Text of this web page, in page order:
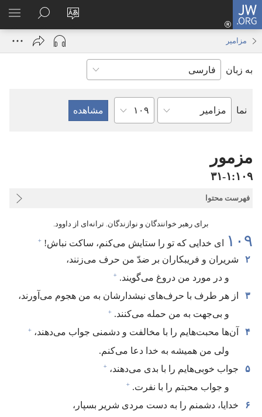
JW.ORG
زبان
سایت
را
ورود
باز
JW.ORG
جستجو
مزامیر
به زبان
نما
کتاب
فصل
مزمور
۱۰۹‏:‏۱‏-‏۳۱
فهرست محتوا
برای رهبر خوانندگان و نوازندگان.‏ ترانه‌ای از داوود.‏
۱۰۹ ای خدایی که تو را ستایش می‌کنم،‏ ساکت نباش!‏ +
۲
شریران و فریبکاران بر ضدّ من حرف می‌زنند،‏
و در مورد من دروغ می‌گویند.‏ +
۳
از هر طرف با حرف‌های نیشدارشان به من هجوم می‌آورند،‏
و بی‌جهت به من حمله می‌کنند.‏ +
۴ آن‌ها محبت‌هایم را با مخالفت و دشمنی جواب می‌دهند،‏ +
ولی من همیشه به خدا دعا می‌کنم.‏
۵
جواب خوبی‌هایم را با بدی می‌دهند،‏ +
و جواب محبتم را با نفرت.‏ +
۶
خدایا،‏ دشمنم را به دست مردی شریر بسپار،‏